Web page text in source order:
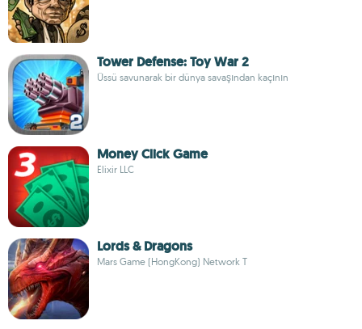
Tower Defense: Toy War 2
Üssü savunarak bir dünya savaşından kaçının
Money Click Game
Elixir LLC
Lords & Dragons
Mars Game (HongKong) Network T